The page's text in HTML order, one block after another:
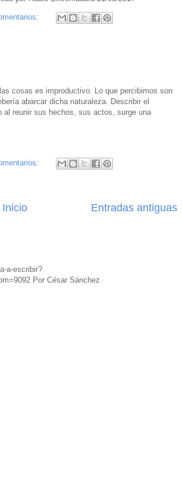
cosas es improductivo. Lo que percibimos son
abarcar dicha naturaleza. Describir el
al reunir sus hechos, sus actos, surge una
Entradas antiguas
Inicio
a-escribir?
Por César Sánchez